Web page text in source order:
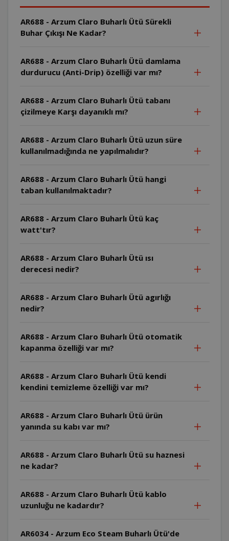
AR688 - Arzum Claro Buharlı Ütü Sürekli
Buhar Çıkışı Ne Kadar?
AR688 - Arzum Claro Buharlı Ütü damlama
durdurucu (Anti-Drip) özelliği var mı?
AR688 - Arzum Claro Buharlı Ütü tabanı
çizilmeye Karşı dayanıklı mı?
AR688 - Arzum Claro Buharlı Ütü uzun süre
kullanılmadığında ne yapılmalıdır?
AR688 - Arzum Claro Buharlı Ütü hangi
taban kullanılmaktadır?
AR688 - Arzum Claro Buharlı Ütü kaç
watt'tır?
AR688 - Arzum Claro Buharlı Ütü ısı
derecesi nedir?
AR688 - Arzum Claro Buharlı Ütü agırlığı
nedir?
AR688 - Arzum Claro Buharlı Ütü otomatik
kapanma özelliği var mı?
AR688 - Arzum Claro Buharlı Ütü kendi
kendini temizleme özelliği var mı?
AR688 - Arzum Claro Buharlı Ütü ürün
yanında su kabı var mı?
AR688 - Arzum Claro Buharlı Ütü su haznesi
ne kadar?
AR688 - Arzum Claro Buharlı Ütü kablo
uzunluğu ne kadardır?
AR6034 - Arzum Eco Steam Buharlı Ütü'de